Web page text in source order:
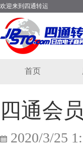
欢迎来到四通转运
首页
四通会
2020/3/25